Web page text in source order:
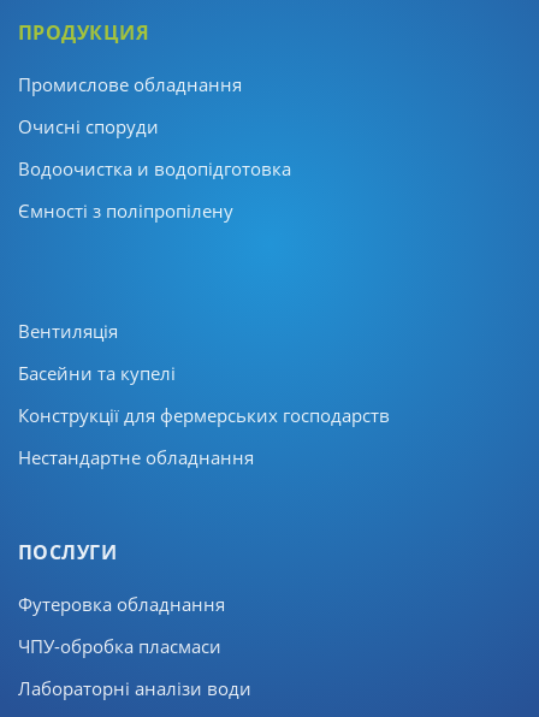
ПРОДУКЦИЯ
Промислове обладнання
Очисні споруди
Водоочистка и водопідготовка
Ємності з поліпропілену
Вентиляція
Басейни та купелі
Конструкції для фермерських господарств
Нестандартне обладнання
ПОСЛУГИ
Футеровка обладнання
ЧПУ-обробка пласмаси
Лабораторні аналізи води